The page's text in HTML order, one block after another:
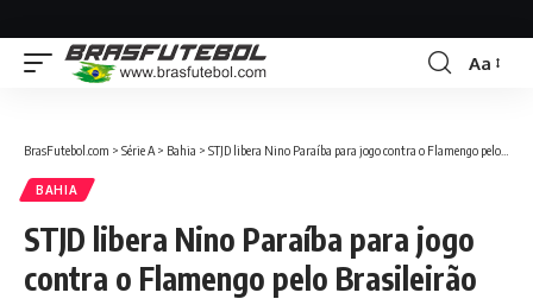
Aa
BrasFutebol.com > Série A > Bahia > STJD libera Nino Paraíba para jogo contra o Flamengo pelo Brasileirão
BAHIA
STJD libera Nino Paraíba para jogo
contra o Flamengo pelo Brasileirão